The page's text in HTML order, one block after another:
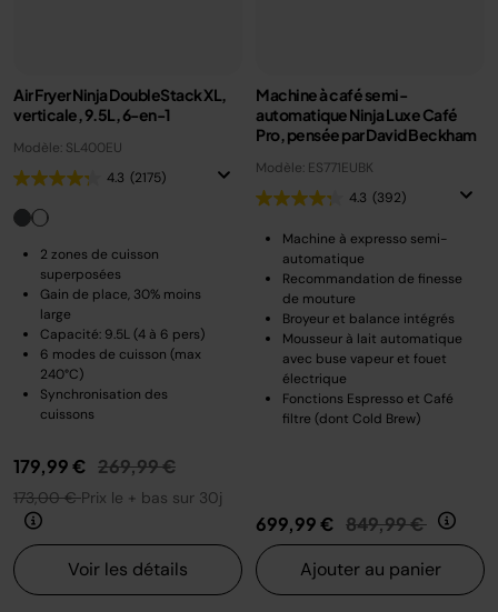
Air Fryer Ninja DoubleStack XL,
verticale, 9.5L, 6-en-1
Modèle: SL400EU
4.3 (2175)
2 zones de cuisson
superposées
Gain de place, 30% moins
large
Capacité: 9.5L (4 à 6 pers)
6 modes de cuisson (max
240°C)
Synchronisation des
cuissons
179,99 € Prix réduit de
269,99 €au
173,00 €Prix le + bas sur 30j
Voir les détails
Machine à café semi-
automatique Ninja Luxe Café
Pro, pensée par David Beckham
Modèle: ES771EUBK
4.3 (392)
Machine à expresso semi-
automatique
Recommandation de finesse
de mouture
Broyeur et balance intégrés
Mousseur à lait automatique
avec buse vapeur et fouet
électrique
Fonctions Espresso et Café
filtre (dont Cold Brew)
699,99 € Prix réduit de
849,99 € au
Ajouter au panier